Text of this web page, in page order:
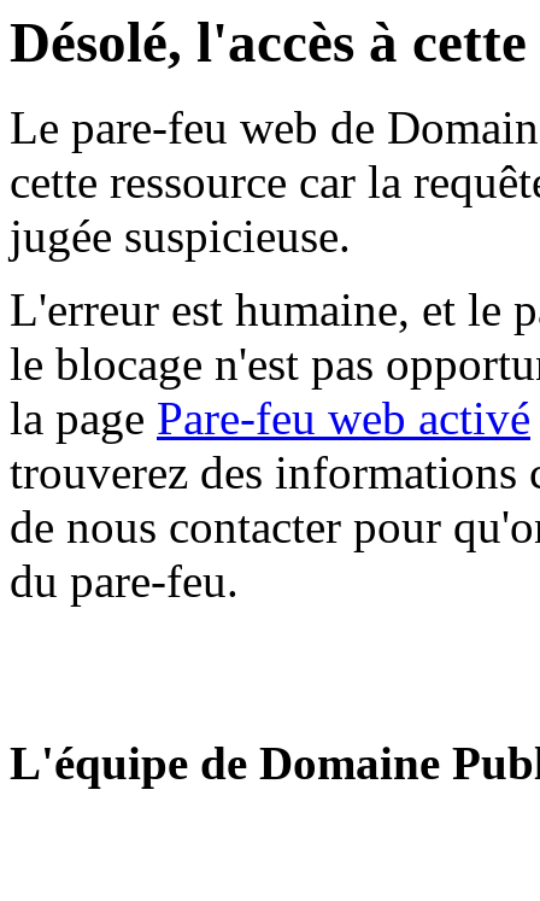
Désolé, l'accès à
Le pare-feu web de
cette ressource car la
jugée suspicieuse.
L'erreur est humaine, et le
le blocage n'est pas
la page Pare-feu web activé
trouverez des informations
de nous contacter pour
du pare-feu.
L'équipe de Domaine